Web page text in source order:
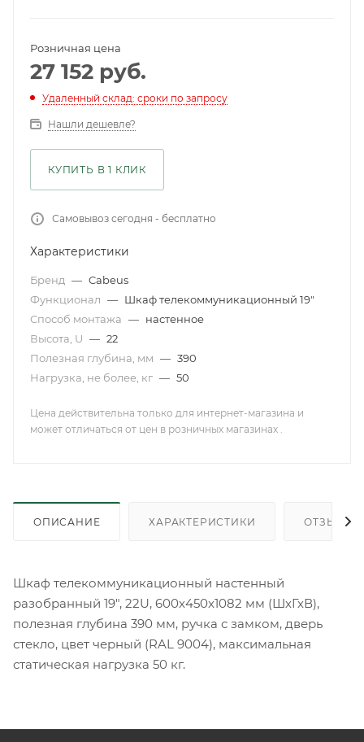
Розничная цена
27 152 руб.
Удаленный склад: сроки по запросу
Нашли дешевле?
КУПИТЬ В 1 КЛИК
Самовывоз сегодня - бесплатно
Характеристики
Бренд — Cabeus
Функционал — Шкаф телекоммуникационный 19"
Способ монтажа — настенное
Высота, U — 22
Полезная глубина, мм — 390
Нагрузка, не более, кг — 50
Цена действительна только для интернет-магазина и
может отличаться от цен в розничных магазинах .
ОПИСАНИЕ ХАРАКТЕРИСТИКИ ОТЗЫВЫ
Шкаф телекоммуникационный настенный
разобранный 19", 22U, 600x450x1082 мм (ШхГхВ),
полезная глубина 390 мм, ручка с замком, дверь
стекло, цвет черный (RAL 9004), максимальная
статическая нагрузка 50 кг.